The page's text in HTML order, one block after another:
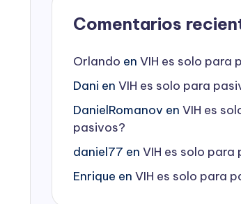
Comentarios
Orlando en VIH es solo para
Dani en VIH es solo para
DanielRomanov en VIH es
pasivos?
daniel77 en VIH es solo para
Enrique en VIH es solo para